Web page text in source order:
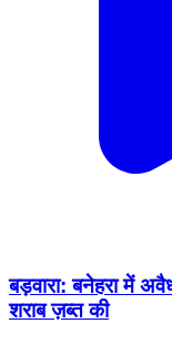
बड़वारा: बनेहरा में
शराब ज़ब्त की